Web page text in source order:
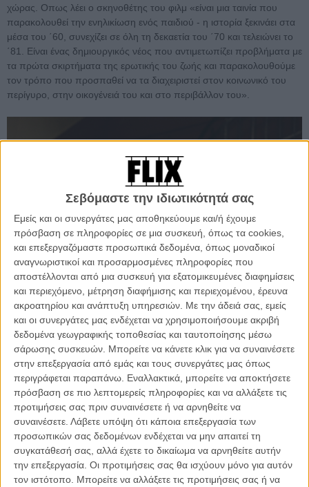
Σεβόμαστε την ιδιωτικότητά σας
Εμείς και οι συνεργάτες μας αποθηκεύουμε και/ή έχουμε
πρόσβαση σε πληροφορίες σε μια συσκευή, όπως τα cookies,
και επεξεργαζόμαστε προσωπικά δεδομένα, όπως μοναδικοί
αναγνωριστικοί και προσαρμοσμένες πληροφορίες που
αποστέλλονται από μια συσκευή για εξατομικευμένες διαφημίσεις
και περιεχόμενο, μέτρηση διαφήμισης και περιεχομένου, έρευνα
ακροατηρίου και ανάπτυξη υπηρεσιών. Με την άδειά σας, εμείς
και οι συνεργάτες μας ενδέχεται να χρησιμοποιήσουμε ακριβή
δεδομένα γεωγραφικής τοποθεσίας και ταυτοποίησης μέσω
σάρωσης συσκευών. Μπορείτε να κάνετε κλικ για να συναινέσετε
στην επεξεργασία από εμάς και τους συνεργάτες μας όπως
περιγράφεται παραπάνω. Εναλλακτικά, μπορείτε να αποκτήσετε
πρόσβαση σε πιο λεπτομερείς πληροφορίες και να αλλάξετε τις
προτιμήσεις σας πριν συναινέσετε ή να αρνηθείτε να
συναινέσετε. Λάβετε υπόψη ότι κάποια επεξεργασία των
προσωπικών σας δεδομένων ενδέχεται να μην απαιτεί τη
συγκατάθεσή σας, αλλά έχετε το δικαίωμα να αρνηθείτε αυτήν
την επεξεργασία. Οι προτιμήσεις σας θα ισχύουν μόνο για αυτόν
τον ιστότοπο. Μπορείτε να αλλάξετε τις προτιμήσεις σας ή να
χώρας. Οπως λέει ο σκηνοθέτης του φιλμ «είναι μια ταινία που
παρακολουθεί την ενηλικίωση ενός παιδιού - η ιστορία ξεκινάει στα
μέσα του ΄60, συνεχίζει σε όλη τη δεκαετία του ΄70 και τελειώνει το
΄81. Είναι ένας δημιουργικός νέος που αντιμετωπίζει προβλήματα με
τα πρώτα σκιρτήματα της ερωτικής του ζωής και παρακολουθούμε
τον τρόπο που προσπαθεί να τα διαχειριστεί στον κοινωνικό του
περίγυρο, στην οικογένειά του και στο περιβάλλον του».
Από τη μέρα που εμφανίζονται στον Σταύρο οι πρώτες ερωτικές
ανησυχίες φουντώνει και η επιθυμία του να λέει ιστορίες με ένα δικό
του, ανατρεπτικό, τρόπο. Οι ταραχώδεις, αλλά και ταυτόχρονα
πολλά υποσχόμενες για την Ελλάδα, δεκαετίες του ‘60, ‘70 και ‘80
πυροδοτούν την φαντασία του ασταμάτητα. Στο ταξίδι από την
εφηβεία προς την ενηλικίωση, για να κατακτήσει αυτά που ποθεί, θα
σκαρφιστεί ιστορίες για αρχαίους μύθους, μακρινά ταξίδια και
όμορφες γυναίκες. Όταν έρθει αντιμέτωπος με την πραγματικότητα,
θα κάνει τις ιστορίες του εικόνες και θα ανακαλύψει τον εαυτό του.
Οπως λέει ο πρωταγωνιστής του φιλμ, Γιάννης Νιάρρος, «ο